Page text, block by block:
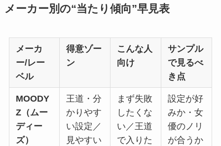
メーカー別の“当たり傾向”早見表
メーカ
ー/レー
ベル
得意ゾー
ン
こんな人
向け
サンプル
で見るべ
き点
MOODY
Z（ムー
ディー
ズ）
王道・分
かりやす
い設定／
見やすい
まず失敗
したくな
い／王道
で入りた
設定が好
みか・女
優のノリ
が合うか